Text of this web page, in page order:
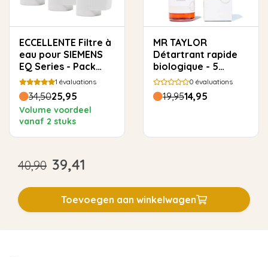
ECCELLENTE Filtre à
eau pour SIEMENS
EQ Series - Pack
avantage
1 évaluations
34,5025,95
Volume voordeel
vanaf 2 stuks
MR TAYLOR
Détartrant rapide
biologique - 5
utilisations
0 évaluations
19,9514,95
40,90 39,41
Toevoegen aan winkelwagen